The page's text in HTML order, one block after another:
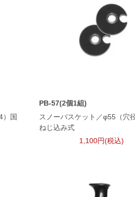
）国
PB-57(2個1組)
スノーバスケット／φ55（穴
ねじ込み式
1,100円(税込)